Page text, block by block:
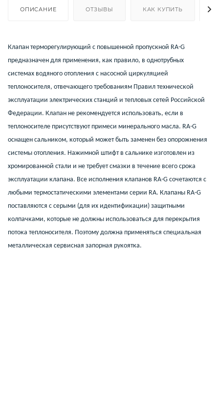
ОПИСАНИЕ ОТЗЫВЫ КАК КУПИТЬ
Клапан терморегулирующий с повышенной пропускной RA-G
предназначен для применения, как правило, в однотрубных
системах водяного отопления с насосной циркуляцией
теплоносителя, отвечающего требованиям Правил технической
эксплуатации электрических станций и тепловых сетей Российской
Федерации. Клапан не рекомендуется использовать, если в
теплоносителе присутствуют примеси минерального масла. RA-G
оснащен сальником, который может быть заменен без опорожнения
системы отопления. Нажимной штифт в сальнике изготовлен из
хромированной стали и не требует смазки в течение всего срока
эксплуатации клапана. Все исполнения клапанов RA-G сочетаются с
любыми термостатическими элементами серии RA. Клапаны RA-G
поставляются с серыми (для их идентификации) защитными
колпачками, которые не должны использоваться для перекрытия
потока теплоносителя. Поэтому должна применяться специальная
металлическая сервисная запорная рукоятка.